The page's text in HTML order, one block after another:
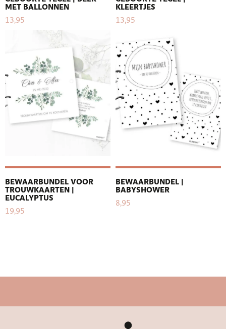
MET BALLONNEN
13,95
KLEERTJES
13,95
BEWAARBUNDEL VOOR
TROUWKAARTEN |
EUCALYPTUS
19,95
BEWAARBUNDEL |
BABYSHOWER
8,95